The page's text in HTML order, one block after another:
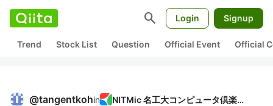
search Login Signup
Trend Stock List Question Official Event Official
@tangentkohin NITMic 名工大コンピュータ倶楽部